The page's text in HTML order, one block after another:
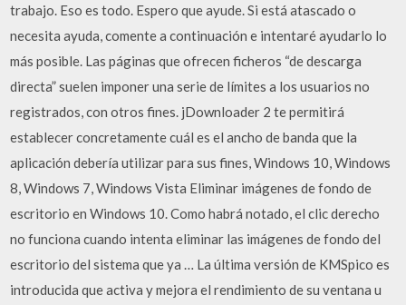
trabajo. Eso es todo. Espero que ayude. Si está atascado o
necesita ayuda, comente a continuación e intentaré ayudarlo lo
más posible. Las páginas que ofrecen ficheros “de descarga
directa” suelen imponer una serie de límites a los usuarios no
registrados, con otros fines. jDownloader 2 te permitirá
establecer concretamente cuál es el ancho de banda que la
aplicación debería utilizar para sus fines, Windows 10, Windows
8, Windows 7, Windows Vista Eliminar imágenes de fondo de
escritorio en Windows 10. Como habrá notado, el clic derecho
no funciona cuando intenta eliminar las imágenes de fondo del
escritorio del sistema que ya … La última versión de KMSpico es
introducida que activa y mejora el rendimiento de su ventana u